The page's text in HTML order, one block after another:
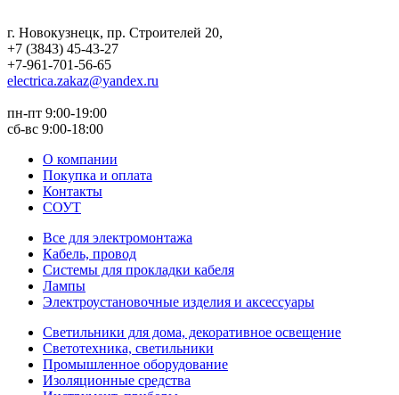
г. Новокузнецк, пр. Строителей 20,
+7 (3843) 45-43-27
+7-961-701-56-65
electrica.zakaz@yandex.ru
пн-пт 9:00-19:00
сб-вс 9:00-18:00
О компании
Покупка и оплата
Контакты
СОУТ
Все для электромонтажа
Кабель, провод
Системы для прокладки кабеля
Лампы
Электроустановочные изделия и аксессуары
Светильники для дома, декоративное освещение
Светотехника, светильники
Промышленное оборудование
Изоляционные средства